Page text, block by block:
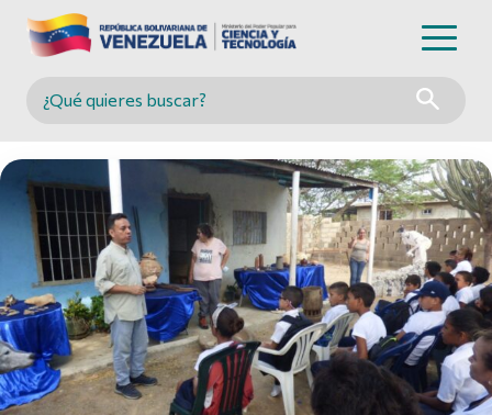
Buscar en MINCYT